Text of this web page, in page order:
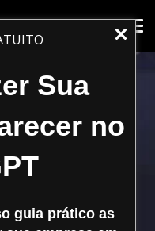
Sua
no
guia prático as